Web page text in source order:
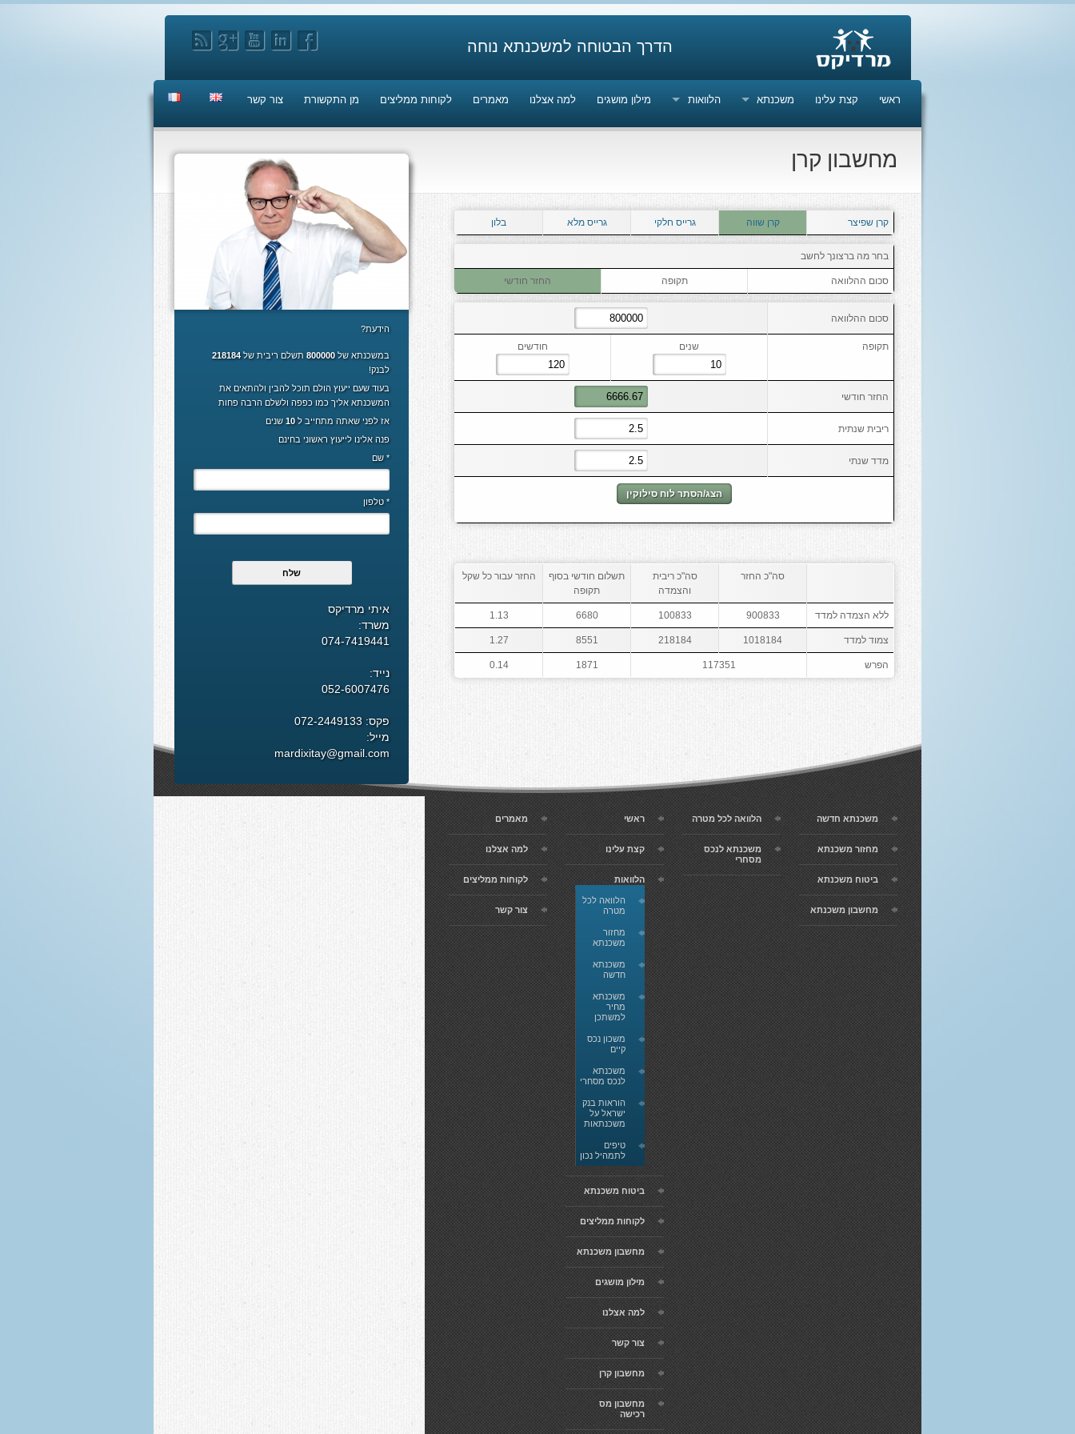
הדרך הבטוחה למשכנתא נוחה
ראשי קצת עלינו משכנתא הלוואות מילון מושגים למה אצלנו מאמרים לקוחות ממליצים מן התקשורת צור קשר
מחשבון קרן
הידעת?
במשכנתא של800000 תשלם ריבית של218184
לבנק!
בעוד שעם ייעוץ הולם תוכל להבין ולהתאים את
המשכנתא אליך כמו כפפה ולשלם הרבה פחות
אז לפני שאתה מתחייב ל10שנים
פנה אלינו לייעוץ ראשוני בחינם
* שם
* טלפון
איתי מרדיקס
משרד:
074-7419441
נייד:
052-6007476
פקס: 072-2449133
מייל:
mardixitay@gmail.com
קרן שפיצר קרן שווה גרייס חלקי גרייס מלא בלון
בחר מה ברצונך לחשב
סכום ההלוואה תקופה החזר חודשי
סכום ההלוואה
תקופה שנים חודשים
החזר חודשי
ריבית שנתית
מדד שנתי
הצג/הסתר לוח סילוקין
סה"כ החזר
סה"כ ריבית
והצמדה
תשלום חודשי בסוף
תקופה
החזר עבור כל שקל
ללא הצמדה למדד 900833
100833
6680
1.13
צמוד למדד 1018184
218184
8551
1.27
הפרש 117351
1871
0.14
משכנתא חדשה
מחזור משכנתא
ביטוח משכנתא
מחשבון משכנתא
הלוואה לכל מטרה
משכנתא לנכס
מסחרי
ראשי
קצת עלינו
הלוואות
הלוואה לכל
מטרה
מחזור
משכנתא
משכנתא
חדשה
משכנתא
מחיר
למשתכן
משכון נכס
קיים
משכנתא
לנכס מסחרי
הוראות בנק
ישראל על
משכנתאות
טיפים
לתמהיל נכון
ביטוח משכנתא
לקוחות ממליצים
מחשבון משכנתא
מילון מושגים
למה אצלנו
צור קשר
מחשבון קרן
מחשבון מס
רכישה
מאמרים
למה אצלנו
לקוחות ממליצים
צור קשר